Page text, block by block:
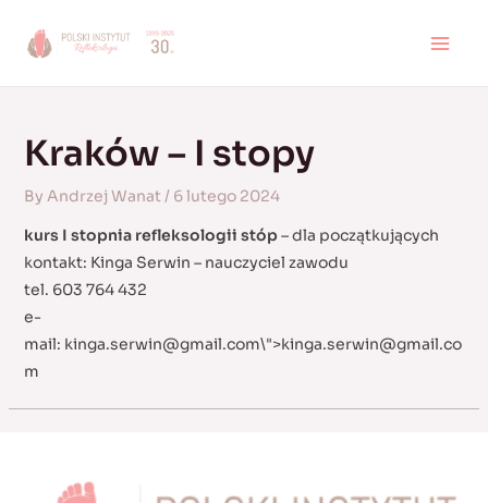
Kraków – I stopy
By Andrzej Wanat/ 6 lutego 2024
kurs I stopnia refleksologii stóp– dla początkujących
kontakt: Kinga Serwin – nauczyciel zawodu
tel. 603 764 432
e-
mail: kinga.serwin@gmail.com\">kinga.serwin@gmail.co
m